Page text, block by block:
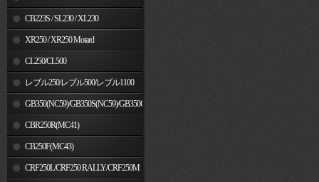
CB223S / SL230 / XL230
XR250 / XR250 Motard
CL250/CL500
レブル250/レブル500/レブル1100
GB350(NC59)/GB350S(NC59)/GB350C(NC64)
CBR250R(MC41)
CB250F(MC43)
CRF250L/CRF250 RALLY/CRF250M